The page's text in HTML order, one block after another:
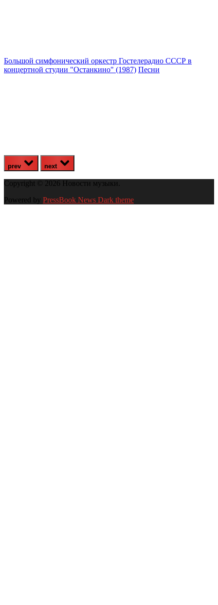
Большой симфонический оркестр Гостелерадио СССР в
концертной студии "Останкино" (1987) Песни
prev next
Copyright © 2026 Новости музыки.
Powered by PressBook News Dark theme